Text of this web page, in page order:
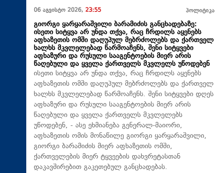
06 აგვისტო 2026, 23:55 პოლიტიკა
გიორგი ყარყარაშვილი ბარამიძის განცხადებაზე:
ისეთი სიტყვა არ უნდა თქვა, რაც ჩრდილს აყენებს
აფხაზეთის ომში დაღუპულ მებრძოლებს და ქართველ
ხალხს მკვლელებად წარმოაჩენს, შენი სიტყვები
აფხაზური და რუსული სააგენტოების მიერ არის
წაღებული და ყველა ქართველს მკვლელს უწოდებენ
ისეთი სიტყვა არ უნდა თქვა, რაც ჩრდილს აყენებს
აფხაზეთის ომში დაღუპულ მებრძოლებს და ქართველ
ხალხს მკვლელებად წარმოაჩენს. შენი სიტყვები დღეს
აფხაზური და რუსული სააგენტოების მიერ არის
წაღებული და ყველა ქართველს მკვლელებს
უწოდებენ, - ასე ეხმიანება გენერალ-მაიორი,
აფხაზეთის ომის მონაწილე გიორგი ყარყარაშვილი,
გიორგი ბარამიძის მიერ აფხაზეთის ომში,
ქართველების მიერ ტყვეების დახვრეტასთან
დაკავშირებით გაკეთებულ განცხადებას.